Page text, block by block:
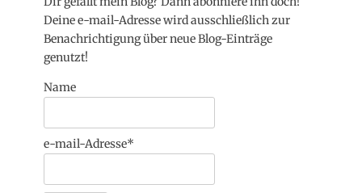
Deine e-mail-Adresse wird ausschließlich zur
Benachrichtigung über neue Blog-Einträge
genutzt!
Name
e-mail-Adresse*